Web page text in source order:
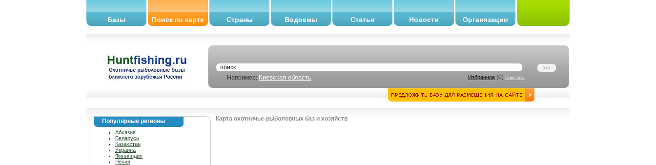
Базы Поиск по карте Страны Водоемы Статьи Новости Организации
Например: Киевская область Избранное (0) Очистить
Популярные регионы
Абхазия
Беларусь
Казахстан
Украина
Финляндия
Чехия
Карта охотничье-рыболовных баз и хозяйств